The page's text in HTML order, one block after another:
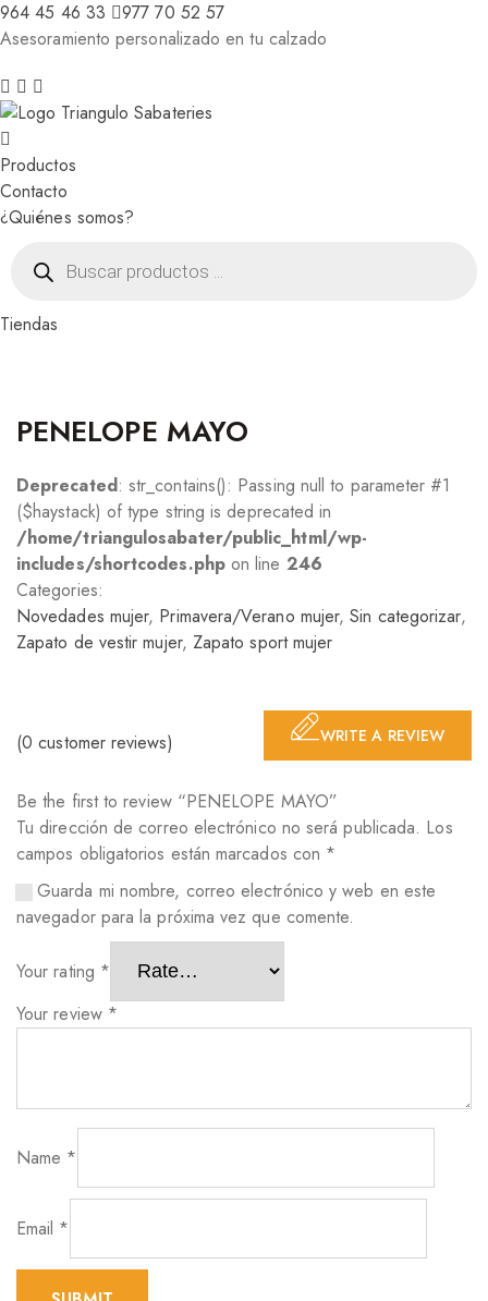
964 45 46 33
977 70 52 57
Asesoramiento personalizado en tu calzado
Productos
Contacto
¿Quiénes somos?
productos
Tiendas
PENELOPE MAYO
Deprecated: str_contains(): Passing null to parameter #1
($haystack) of type string is deprecated in
/home/triangulosabater/public_html/wp-
includes/shortcodes.phpon line 246
Categories:
Novedades mujer, Primavera/Verano mujer,Sin categorizar,
Zapato de vestir mujer, Zapato sport mujer
(0 customer reviews) WRITE A REVIEW
Be the first to review “PENELOPE MAYO”
Tu dirección de correo electrónico no será publicada. Los
campos obligatorios están marcados con *
Guarda mi nombre, correo electrónico y web en este
navegador para la próxima vez que comente.
Your rating *
Your review *
Name *
Email *